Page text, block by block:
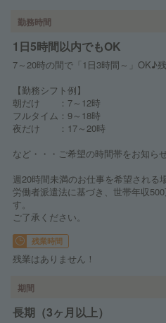
勤務時間
1日5時間以内でもOK
7～20時の間で「1日3時間～」OK♪
【勤務シフト例】
朝だけ ：7～12時
フルタイム：9～18時
夜だけ ：17～20時
など・・・ご希望の時間帯をお知ら
週20時間未満のお仕事を希望される
労働者派遣法に基づき、世帯年収
す。
ご了承ください。
残業時間
残業はありません！
期間
長期（3ヶ月以上）